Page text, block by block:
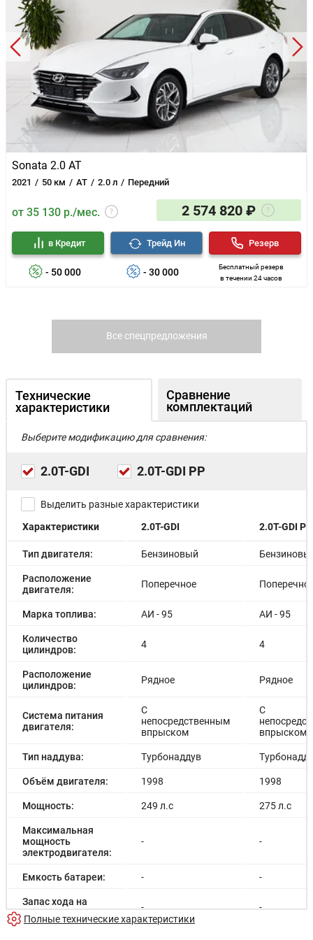
Sonata 2.0 AT
2021 50 км AT 2.0 л Передний
от 35 130 р./мес. 2 574 820 ₽
- 50 000
в Кредит
- 30 000
Трейд Ин
Бесплатный резерв
в течении 24 часов
Резерв
Все спецпредложения
Технические
характеристики
Сравнение
комплектаций
Выберите модификацию для сравнения:
2.0T-GDI 2.0T-GDI PP
Выделить разные характеристики
Характеристики
2.0T-GDI 2.0T-GDI PP
Тип двигателя: Бензиновый
Расположение
двигателя:
Поперечное
Марка топлива: АИ - 95 АИ - 95
Количество
цилиндров:
4 4
Расположение
цилиндров:
Рядное Рядное
Система питания
двигателя:
С
непосредственным
впрыском
С
впрыском
Тип наддува: Турбонаддув
Объём двигателя: 1998 1998
Мощность: 249 л.с 275 л.с
Максимальная
мощность
электродвигателя:
- -
Емкость батареи: - -
Запас хода на
электричестве:
- -
Полные технические характеристики